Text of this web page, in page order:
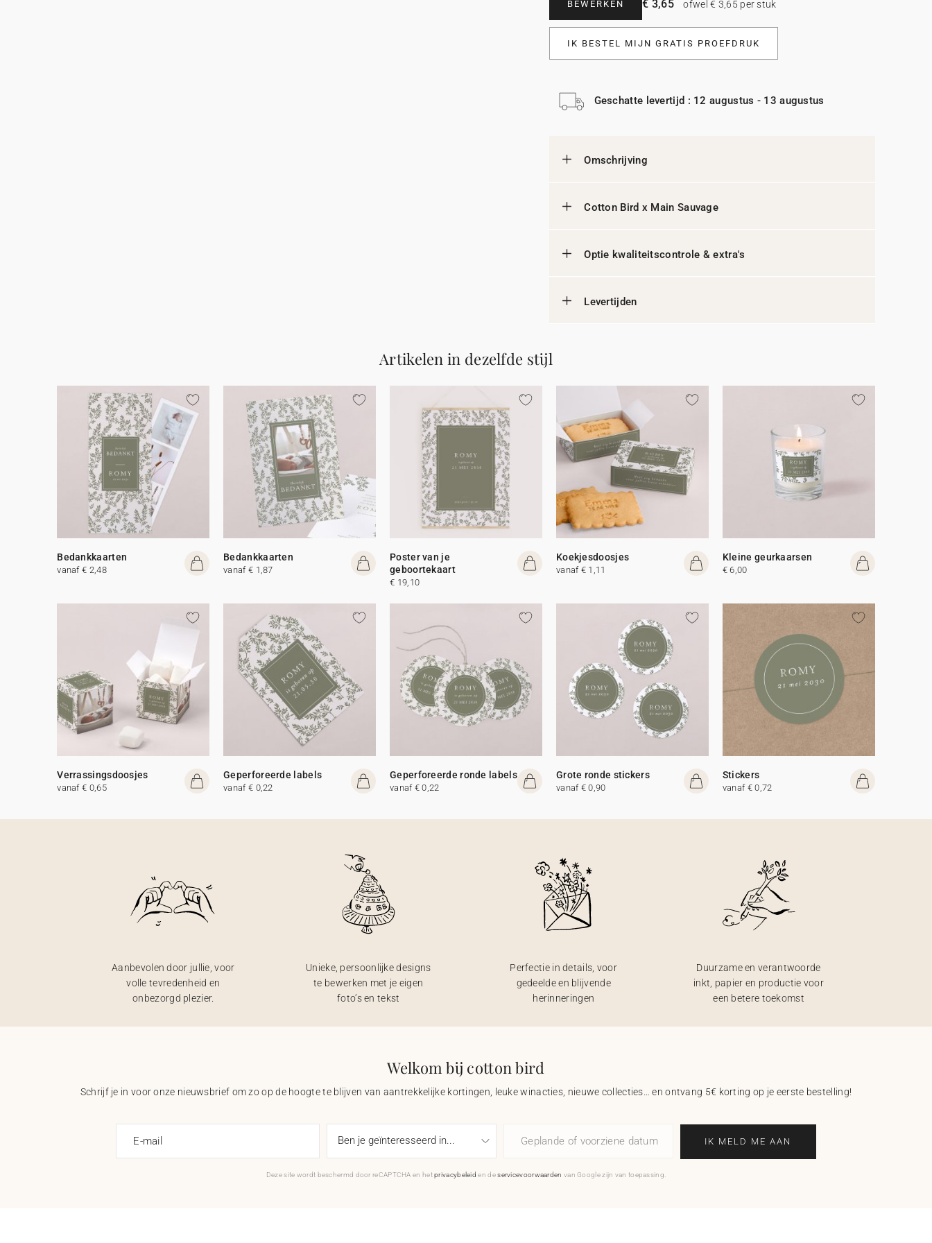
BEWERKEN € 3,65 ofwel € 3,65 per stuk
IK BESTEL MIJN GRATIS PROEFDRUK
Geschatte levertijd : 12 augustus - 13 augustus
Omschrijving
Cotton Bird x Main Sauvage
Optie kwaliteitscontrole & extra's
Levertijden
Artikelen in dezelfde stijl
Bedankkaarten
vanaf € 2,48
Bedankkaarten
vanaf € 1,87
Poster van je
geboortekaart
€ 19,10
Koekjesdoosjes
vanaf € 1,11
Kleine geurkaarsen
€ 6,00
Verrassingsdoosjes
vanaf € 0,65
Geperforeerde labels
vanaf € 0,22
Geperforeerde ronde labels
vanaf € 0,22
Grote ronde stickers
vanaf € 0,90
Stickers
vanaf € 0,72
Aanbevolen door jullie, voor
volle tevredenheid en
onbezorgd plezier.
Unieke, persoonlijke designs
te bewerken met je eigen
foto’s en tekst
Perfectie in details, voor
gedeelde en blijvende
herinneringen
Duurzame en verantwoorde
inkt, papier en productie voor
een betere toekomst
Welkom bij cotton bird
Schrijf je in voor onze nieuwsbrief om zo op de hoogte te blijven van aantrekkelijke kortingen, leuke winacties, nieuwe collecties… en ontvang 5€ korting op je eerste bestelling!
E-mail Geplande of voorziene datum IK MELD ME AAN
Deze site wordt beschermd door reCAPTCHA en hetprivacybeleid en deservicevoorwaarden van Google zijn van toepassing.